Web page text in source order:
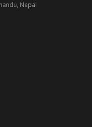
Nepal